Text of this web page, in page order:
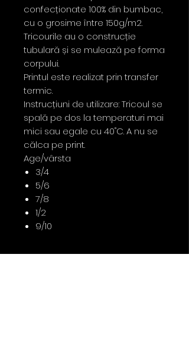
confecționate 100% din bumbac,
cu o grosime între 150g/m2.
Tricourile au o construcție
tubulară și se mulează pe forma
corpului.
Printul este realizat prin transfer
termic.
Instrucțiuni de utilizare: Tricoul se
spală pe dos la temperaturi mai
mici sau egale cu 40˚C. A nu se
călca pe print.
Age/vârsta
3/4
5/6
7/8
1/2
9/10